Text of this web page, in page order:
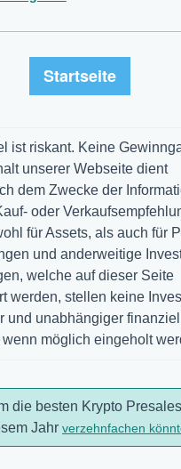
Startseite
ist riskant. Keine
unserer Webseite dient
dem Zwecke der
oder
für Assets, als auch für
und anderweitige
welche auf dieser Seite
werden, stellen keine
und unabhängiger
möglich eingeholt
die besten Krypto
Jahr verzehnfachen